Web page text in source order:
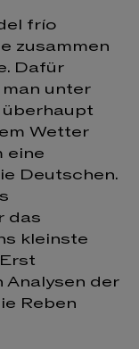
frío
zusammen
Dafür
unter
Wetter
eine
Deutschen.
das
kleinste
Analysen der
Reben